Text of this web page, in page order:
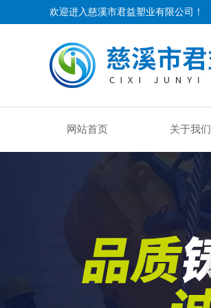
欢迎进入慈溪市君益塑业有限公司！
网站首页 关于我们